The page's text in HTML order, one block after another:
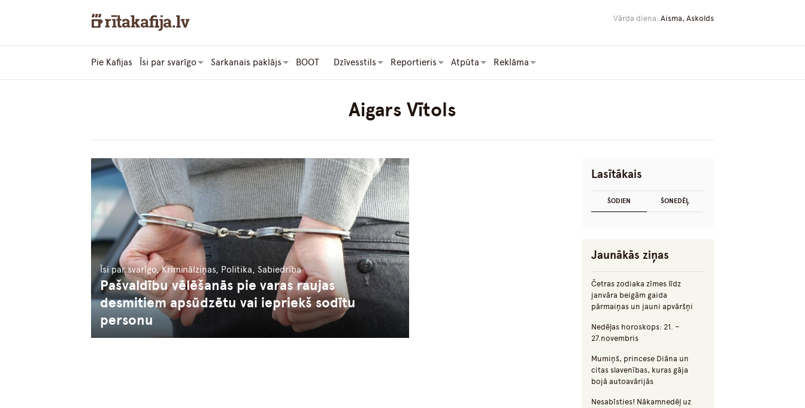
Vārda diena: Aisma, Askolds
Pie Kafijas Īsi par svarīgo Sarkanais paklājs BOOT Dzīvesstils Reportieris Atpūta Reklāma
Aigars Vītols
Īsi par svarīgo, Kriminālziņas, Politika, Sabiedrība
Pašvaldību vēlēšanās pie varas raujas
desmitiem apsūdzētu vai iepriekš sodītu
personu
Lasītākais
ŠODIEN ŠONEDĒĻ
Jaunākās ziņas
Četras zodiaka zīmes līdz
janvāra beigām gaida
pārmaiņas un jauni apvāršņi
Nedēļas horoskops: 21. –
27.novembris
Mumiņš, princese Diāna un
citas slavenības, kuras gāja
bojā autoavārijās
Nesabīsties! Nākamnedēļ uz